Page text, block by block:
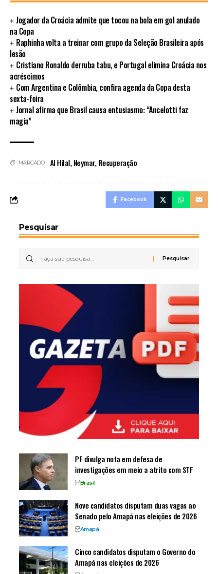
Jogador da Croácia admite que tocou na bola em gol anulado
na Copa
Raphinha volta a treinar com grupo da Seleção Brasileira após
lesão
Cristiano Ronaldo derruba tabu, e Portugal elimina Croácia nos
acréscimos
Com Argentina e Colômbia, confira agenda da Copa desta
sexta-feira
Jornal afirma que Brasil causa entusiasmo: “Ancelotti faz
magia”
MARCADO: Al Hilal, Neymar, Recuperação
Facebook
Pesquisar
PF divulga nota em defesa de
investigações em meio a atrito com STF
Brasil
Nove candidatos disputam duas vagas ao
Senado pelo Amapá nas eleições de 2026
Amapá
Cinco candidatos disputam o Governo do
Amapá nas eleições de 2026